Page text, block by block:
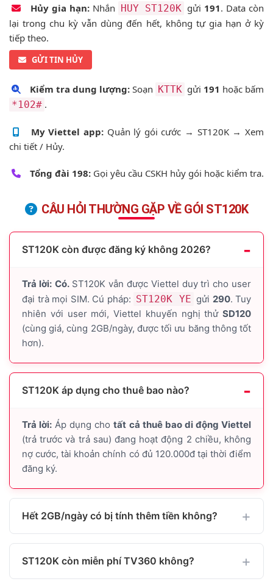
Hủy gia hạn:Nhắn HUY ST120K gửi 191. Data còn
lại trong chu kỳ vẫn dùng đến hết, không tự gia hạn ở kỳ
tiếp theo.
GỬI TIN HỦY
Kiểm tra dung lượng: Soạn KTTK gửi 191 hoặc bấm
*102# .
My Viettel app:Quản lý gói cước → ST120K → Xem
chi tiết / Hủy.
Tổng đài 198: Gọi yêu cầu CSKH hủy gói hoặc kiểm tra.
CÂU HỎI THƯỜNG GẶP VỀ GÓI ST120K
ST120K còn được đăng ký không 2026?
Trả lời: Có.ST120K vẫn được Viettel duy trì cho user
đại trà mọi SIM. Cú pháp: ST120K YE gửi 290. Tuy
nhiên với user mới, Viettel khuyến nghị thử SD120
(cùng giá, cùng 2GB/ngày, được tối ưu băng thông tốt
hơn).
ST120K áp dụng cho thuê bao nào?
Trả lời: Áp dụng chotất cả thuê bao di động Viettel
(trả trước và trả sau) đang hoạt động 2 chiều, không
nợ cước, tài khoản chính có đủ 120.000đ tại thời điểm
đăng ký.
Hết 2GB/ngày có bị tính thêm tiền không?
ST120K còn miễn phí TV360 không?